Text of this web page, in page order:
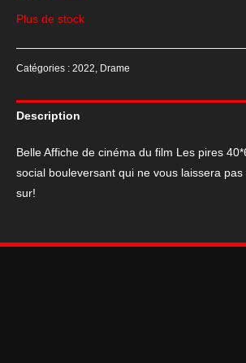
Plus de stock
Catégories : 2022 Drame
Description
Belle Affiche de cinéma du film Les pires
social bouleversant qui ne vous laissera
sur!